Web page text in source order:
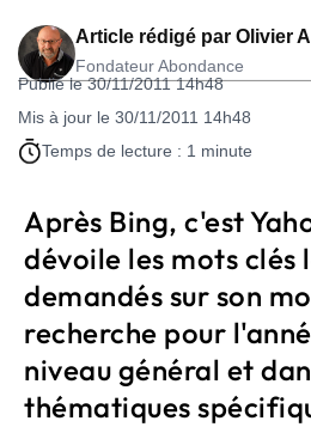
Article rédigé par Olivier
Fondateur Abondance
Publié le 30/11/2011 14h48
Mis à jour le 30/11/2011 14h48
Temps de lecture : 1 minute
Après Bing, c'est
dévoile les mots clés
demandés sur son
recherche pour
niveau général et
thématiques